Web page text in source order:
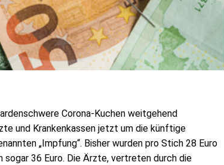
Corona-Kuchen weitgehend
und Krankenkassen jetzt um die künftige
„Impfung“. Bisher wurden pro Stich 28 Euro
36 Euro. Die Ärzte, vertreten durch die